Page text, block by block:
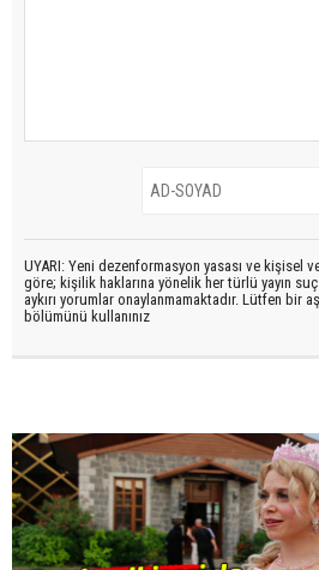
UYARI: Yeni dezenformasyon yasası ve kişisel
göre; kişilik haklarına yönelik her türlü yayın
aykırı yorumlar onaylanmamaktadır. Lütfen bir
bölümünü kullanınız